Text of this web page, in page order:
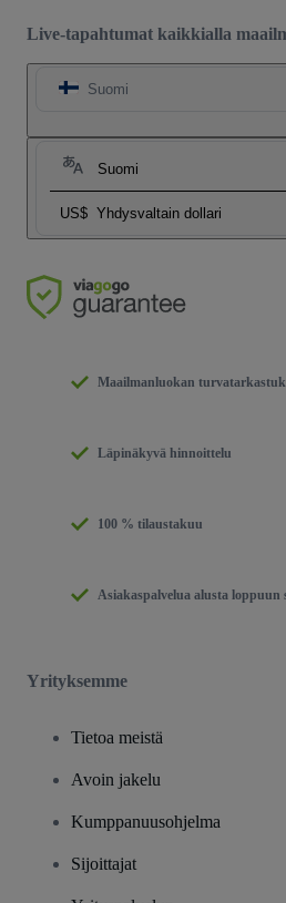
Live-tapahtumat kaikkialla
Suomi
Suomi
US$ Yhdysvaltain dollari
Maailmanluokan
Läpinäkyvä hinnoittelu
100 % tilaustakuu
Asiakaspalvelua alusta loppuun
Yrityksemme
Tietoa meistä
Avoin jakelu
Kumppanuusohjelma
Sijoittajat